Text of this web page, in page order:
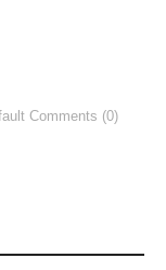
Comments (0)